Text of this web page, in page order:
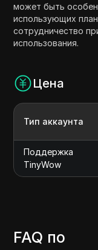
может быть
использующих
сотрудничество
использования.
Цена
Тип аккаунта
Поддержка
TinyWow
FAQ по